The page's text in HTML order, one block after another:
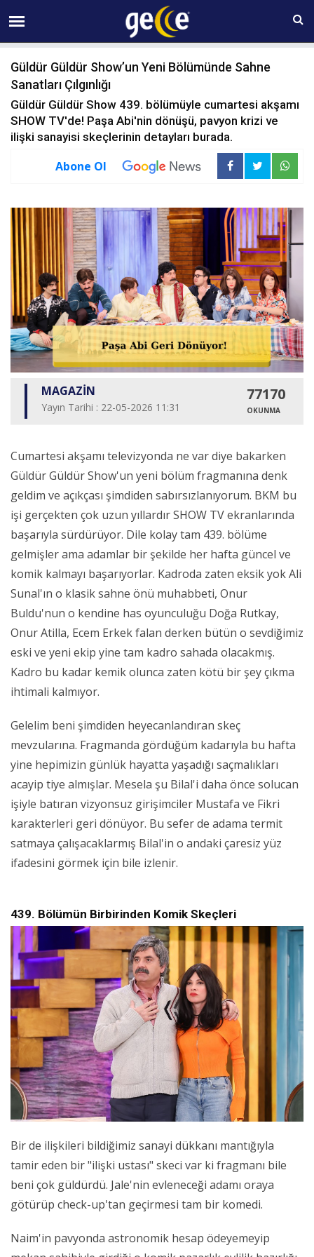
08 AĞUSTOS Cumartesi 12:46
Güldür Güldür Show’un Yeni Bölümünde Sahne
Sanatları Çılgınlığı
Güldür Güldür Show 439. bölümüyle cumartesi akşamı
SHOW TV'de! Paşa Abi'nin dönüşü, pavyon krizi ve
ilişki sanayisi skeçlerinin detayları burada.
Abone Ol
MAGAZİN
Yayın Tarihi : 22-05-2026 11:31
77170
OKUNMA
Cumartesi akşamı televizyonda ne var diye bakarken
Güldür Güldür Show'un yeni bölüm fragmanına denk
geldim ve açıkçası şimdiden sabırsızlanıyorum. BKM bu
işi gerçekten çok uzun yıllardır SHOW TV ekranlarında
başarıyla sürdürüyor. Dile kolay tam 439. bölüme
gelmişler ama adamlar bir şekilde her hafta güncel ve
komik kalmayı başarıyorlar. Kadroda zaten eksik yok Ali
Sunal'ın o klasik sahne önü muhabbeti, Onur
Buldu'nun o kendine has oyunculuğu Doğa Rutkay,
Onur Atilla, Ecem Erkek falan derken bütün o sevdiğimiz
eski ve yeni ekip yine tam kadro sahada olacakmış.
Kadro bu kadar kemik olunca zaten kötü bir şey çıkma
ihtimali kalmıyor.
Gelelim beni şimdiden heyecanlandıran skeç
mevzularına. Fragmanda gördüğüm kadarıyla bu hafta
yine hepimizin günlük hayatta yaşadığı saçmalıkları
acayip tiye almışlar. Mesela şu Bilal'i daha önce solucan
işiyle batıran vizyonsuz girişimciler Mustafa ve Fikri
karakterleri geri dönüyor. Bu sefer de adama termit
satmaya çalışacaklarmış Bilal'in o andaki çaresiz yüz
ifadesini görmek için bile izlenir.
439. Bölümün Birbirinden Komik Skeçleri
Bir de ilişkileri bildiğimiz sanayi dükkanı mantığıyla
tamir eden bir "ilişki ustası" skeci var ki fragmanı bile
beni çok güldürdü. Jale'nin evleneceği adamı oraya
götürüp check-up'tan geçirmesi tam bir komedi.
Naim'in pavyonda astronomik hesap ödeyemeyip